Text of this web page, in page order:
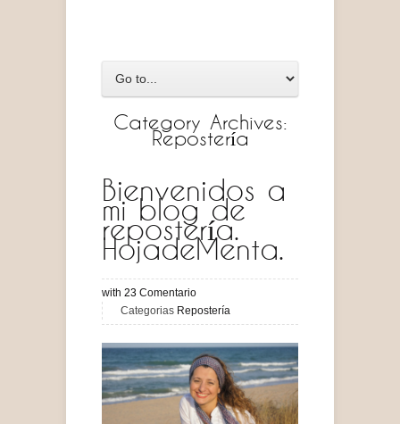
Category Archives:
Repostería
Bienvenidos a
mi blog de
repostería.
HojadeMenta.
with 23 Comentario
Categorias Repostería